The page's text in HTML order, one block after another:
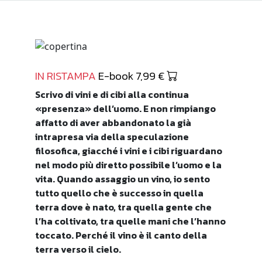
IN RISTAMPA E-book 7,99 €
Scrivo di vini e di cibi alla continua
«presenza» dell’uomo. E non rimpiango
affatto di aver abbandonato la già
intrapresa via della speculazione
filosofica, giacché i vini e i cibi riguardano
nel modo più diretto possibile l’uomo e la
vita. Quando assaggio un vino, io sento
tutto quello che è successo in quella
terra dove è nato, tra quella gente che
l’ha coltivato, tra quelle mani che l’hanno
toccato. Perché il vino è il canto della
terra verso il cielo.